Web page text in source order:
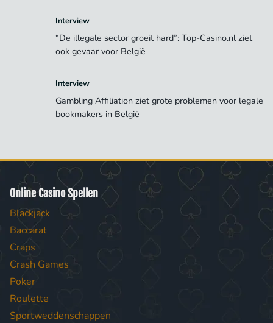
Interview
“De illegale sector groeit hard”: Top-Casino.nl ziet
ook gevaar voor België
Interview
Gambling Affiliation ziet grote problemen voor legale
bookmakers in België
Online Casino Spellen
Blackjack
Baccarat
Craps
Crash Games
Poker
Roulette
Sportweddenschappen